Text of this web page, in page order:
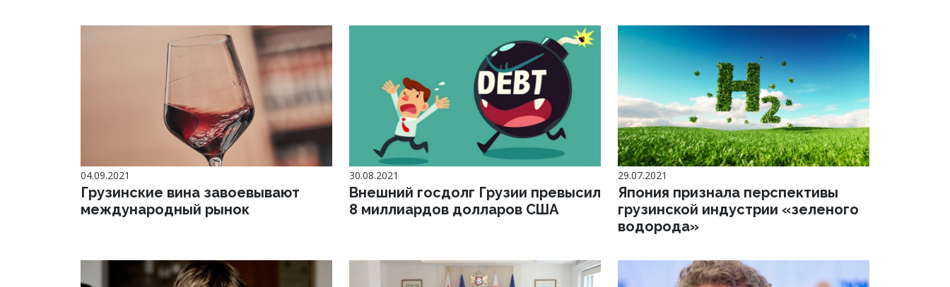
04.09.2021
Грузинские вина завоевывают
международный рынок
30.08.2021
Внешний госдолг Грузии превысил
8 миллиардов долларов США
29.07.2021
Япония признала перспективы
грузинской индустрии «зеленого
водорода»